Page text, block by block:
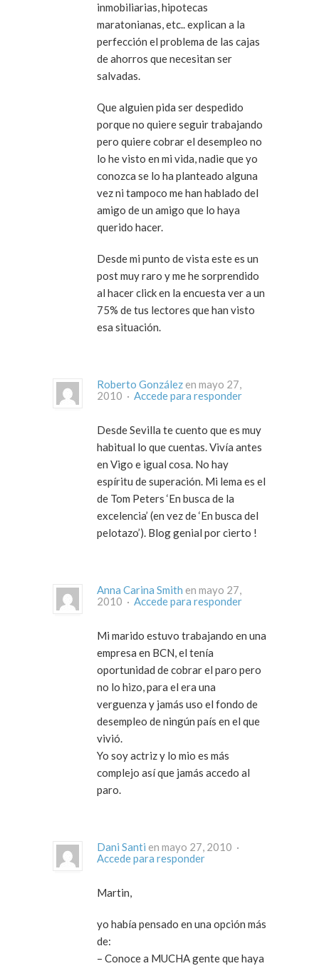
inmobiliarias, hipotecas
maratonianas, etc.. explican a la
perfección el problema de las cajas
de ahorros que necesitan ser
salvadas.
Que alguien pida ser despedido
porque no quiere seguir trabajando
pero quiere cobrar el desempleo no
lo he visto en mi vida, nadie que yo
conozca se lo ha planteado alguna
vez ni tampoco me han hablado del
amigo de un amigo que lo haya
querido hacer.
Desde mi punto de vista este es un
post muy raro y me he sorprendido
al hacer click en la encuesta ver a un
75% de tus lectores que han visto
esa situación.
Roberto González en mayo 27,
2010 · Accede para responder
Desde Sevilla te cuento que es muy
habitual lo que cuentas. Vivía antes
en Vigo e igual cosa. No hay
espíritu de superación. Mi lema es el
de Tom Peters ‘En busca de la
excelencia’ (en vez de ‘En busca del
pelotazo’). Blog genial por cierto !
Anna Carina Smith en mayo 27,
2010 · Accede para responder
Mi marido estuvo trabajando en una
empresa en BCN, el tenía
oportunidad de cobrar el paro pero
no lo hizo, para el era una
verguenza y jamás uso el fondo de
desempleo de ningún país en el que
vivió.
Yo soy actriz y lo mio es más
complejo así que jamás accedo al
paro.
Dani Santi
en mayo 27, 2010 ·
Accede para responder
Martin,
yo había pensado en una opción más
de:
– Conoce a MUCHA gente que haya